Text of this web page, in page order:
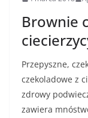
Brownie
Przepyszne,
czekoladowe z
zdrowy
zawiera